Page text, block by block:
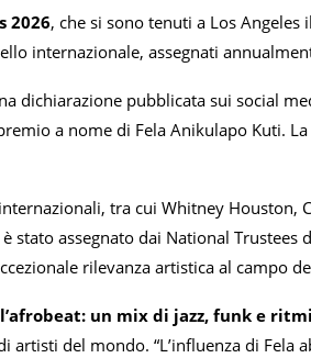
2026, che si sono tenuti a Los
internazionale, assegnati
dichiarazione pubblicata sui social
a nome di Fela Anikulapo Kuti.
tra cui Whitney Houston,
assegnato dai National Trustees
rilevanza artistica al campo
un mix di jazz, funk e
del mondo. “L’influenza di Fela